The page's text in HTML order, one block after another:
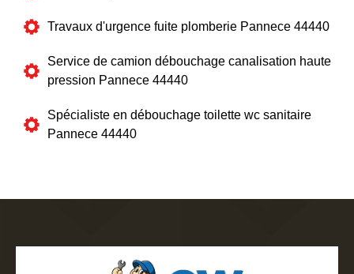
Travaux d'urgence fuite plomberie Pannece 44440
Service de camion débouchage canalisation haute
pression Pannece 44440
Spécialiste en débouchage toilette wc sanitaire
Pannece 44440